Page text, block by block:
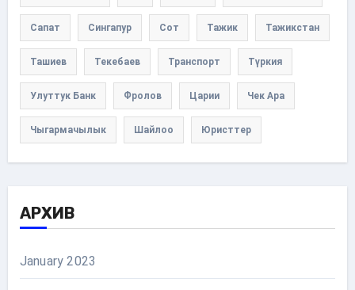
Сапат Сингапур Сот Тажик Тажикстан
Ташиев Текебаев Транспорт Түркия
Улуттук Банк Фролов Царии Чек Ара
Чыгармачылык Шайлоо Юристтер
АРХИВ
January 2023